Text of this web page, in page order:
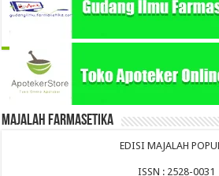
Majalah Farmasetika
EDISI MAJALAH
ISSN : 2528-0031